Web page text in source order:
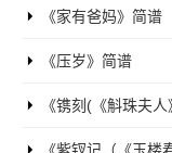
《家有爸妈》简谱
《压岁》简谱
《镌刻(《斛珠夫